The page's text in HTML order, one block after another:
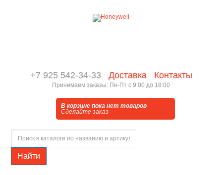
+7 925 542-34-33 Доставка Контакты
Принимаем заказы: Пн-Пт с 9:00 до 18:00
В корзине пока нет товаров
Сделайте заказ
Найти